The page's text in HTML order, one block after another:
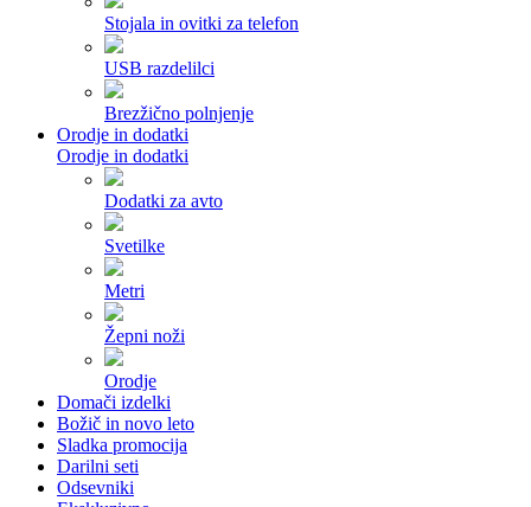
Stojala in ovitki za telefon
USB razdelilci
Brezžično polnjenje
Orodje in dodatki
Orodje in dodatki
Dodatki za avto
Svetilke
Metri
Žepni noži
Orodje
Domači izdelki
Božič in novo leto
Sladka promocija
Darilni seti
Odsevniki